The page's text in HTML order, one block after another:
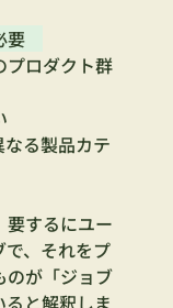
要
プロダクト群
る製品カテ
するにユー
、それをプ
のが「ジョブ
と解釈しま